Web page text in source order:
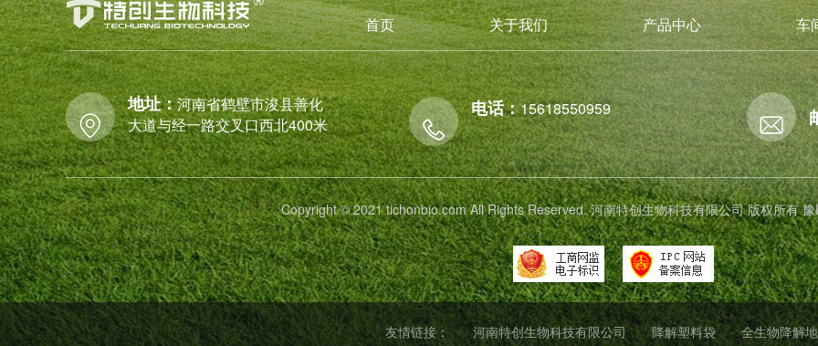
首页 关于我们 产品中心 车
地址：河南省鹤壁市浚县善化
大道与经一路交叉口西北400米
电话：15618550959
Copyright © 2021 tichonbio.com All Rights Reserved. 河南特创生物科技有限公司 版权所有
友情链接： 河南特创生物科技有限公司 降解塑料袋 全生物降解